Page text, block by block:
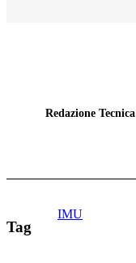
Redazione Tecnica
Tag
IMU